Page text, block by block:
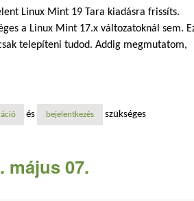
Linux Mint 19 Tara kiadásra frissíts.
a Linux Mint 17.x változatoknál sem.
telepíteni tudod. Addig megmutatom,
kapcsolatosan
és bejelentkezés szükséges
május 07.